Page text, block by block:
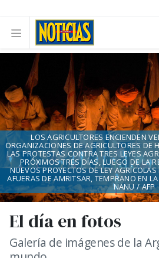
El día en fotos
Galería de imágenes de la
LOS AGRICULTORES ENCIENDEN
ORGANIZACIONES DE AGRICULTORES DE
LAS PROTESTAS CONTRA TRES LEYES
PRÓXIMOS TRES DÍAS, LUEGO DE LA
NUEVOS PROYECTOS DE LEY
AFUERAS DE AMRITSAR, TEMPRANO EN
NANU / AFP